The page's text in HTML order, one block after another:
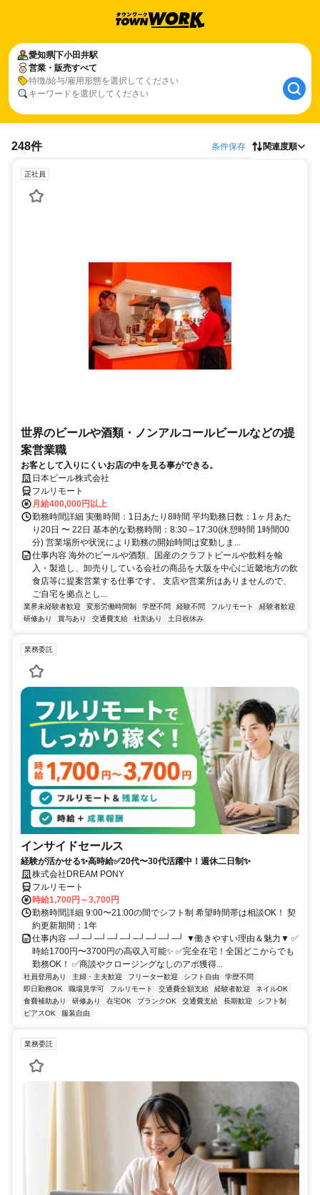
愛知県下小田井駅
営業・販売すべて
特徴/給与/雇用形態を選択してください
キーワードを選択してください
248件 条件保存 関連度順
正社員
世界のビールや酒類・ノンアルコールビールなどの提
案営業職
お客として入りにくいお店の中を見る事ができる。
日本ビール株式会社
フルリモート
月給400,000円以上
勤務時間詳細 実働時間：1日あたり8時間 平均勤務日数：1ヶ月あた
り20日 〜 22日 基本的な勤務時間：8:30～17:30(休憩時間 1時間00
分) 営業場所や状況により勤務の開始時間は変動しま...
仕事内容 海外のビールや酒類、国産のクラフトビールや飲料を輸
入・製造し、卸売りしている会社の商品を大阪を中心に近畿地方の飲
食店等に提案営業する仕事です。 支店や営業所はありませんので、
ご自宅を拠点とし...
業界未経験者歓迎 変形労働時間制 学歴不問 経験不問 フルリモート
経験者歓迎
研修あり
賞与あり 交通費支給 社割あり 土日祝休み
業務委託
インサイドセールス
経験が活かせる✨高時給✅20代〜30代活躍中！週休二日制✨
株式会社DREAM PONY
フルリモート
時給1,700円～3,700円
勤務時間詳細 9:00〜21:00の間でシフト制 希望時間帯は相談OK！ 契
約更新期間：1年
仕事内容 ─┘─┘─┘─┘─┘─┘─┘─┘─┘ ▼働きやすい理由＆魅力▼ ✅
時給1700円〜3700円の高収入可能✨ ✅完全在宅！全国どこからでも
勤務OK！ ✅商談やクロージングなしのアポ獲得...
社員登用あり 主婦・主夫歓迎 フリーター歓迎 シフト自由
学歴不問
即日勤務OK
職場見学可 フルリモート 交通費全額支給 経験者歓迎
ネイルOK
食費補助あり
研修あり 在宅OK ブランクOK 交通費支給 長期歓迎
シフト制
ピアスOK
服装自由
業務委託